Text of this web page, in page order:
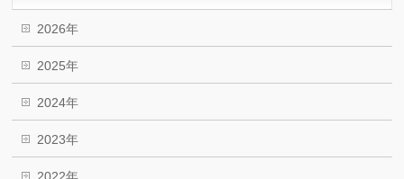
2026年
2025年
2024年
2023年